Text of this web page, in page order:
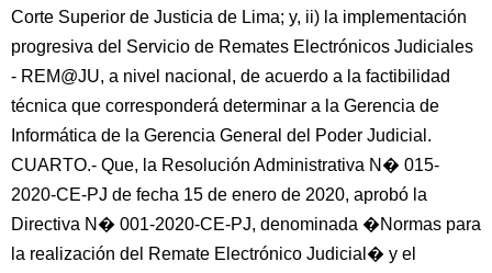
Corte Superior de Justicia de Lima; y, ii) la implementación
progresiva del Servicio de Remates Electrónicos Judiciales
- REM@JU, a nivel nacional, de acuerdo a la factibilidad
técnica que corresponderá determinar a la Gerencia de
Informática de la Gerencia General del Poder Judicial.
CUARTO.- Que, la Resolución Administrativa N� 015-
2020-CE-PJ de fecha 15 de enero de 2020, aprobó la
Directiva N� 001-2020-CE-PJ, denominada �Normas para
la realización del Remate Electrónico Judicial� y el